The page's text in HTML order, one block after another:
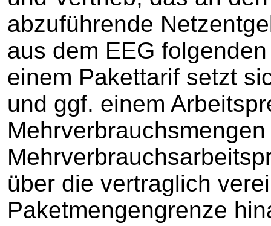
abzuführende
aus dem EEG
einem Pakettarif setzt
und ggf. einem
über die vertraglich
Paketmengengrenze